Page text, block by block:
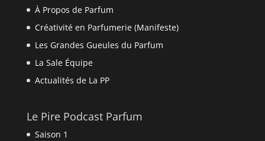
À Propos de Parfum
Créativité en Parfumerie (Manifeste)
Les Grandes Gueules du Parfum
La Sale Équipe
Actualités de La PP
Le Pire Podcast Parfum
Saison 1